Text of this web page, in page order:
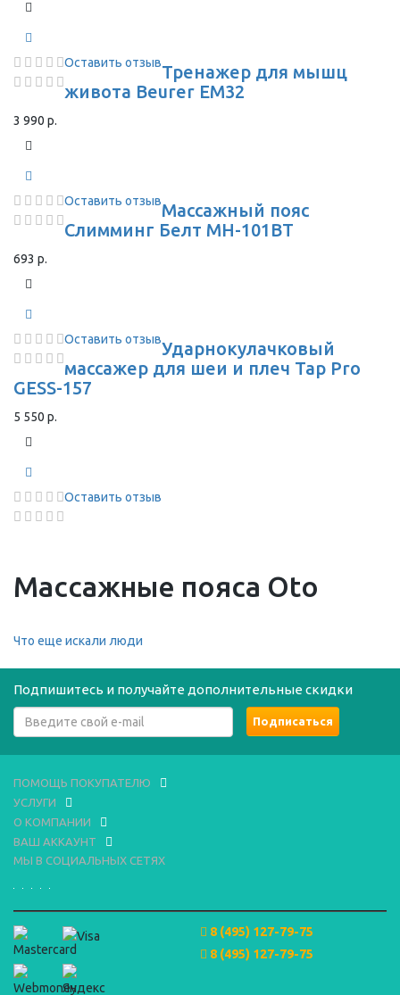
Оставить отзывТренажер для мышц
живота Beurer EM32
3 990 р.
Оставить отзывМассажный пояс
Слимминг Белт MH-101BТ
693 р.
Оставить отзывУдарнокулачковый
массажер для шеи и плеч Tap Pro
GESS-157
5 550 р.
Оставить отзыв
Массажные пояса Oto
Что еще искали люди
Подпишитесь и получайте дополнительные скидки
ПОМОЩЬ ПОКУПАТЕЛЮ
УСЛУГИ
О КОМПАНИИ
ВАШ АККАУНТ
МЫ В СОЦИАЛЬНЫХ СЕТЯХ
8 (495) 127-79-75
8 (495) 127-79-75